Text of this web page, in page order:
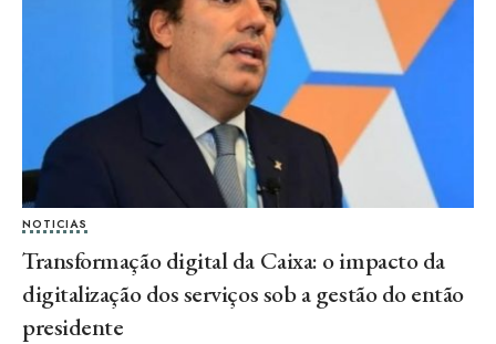
NOTICIAS
Transformação digital da Caixa: o impacto da
digitalização dos serviços sob a gestão do então
presidente